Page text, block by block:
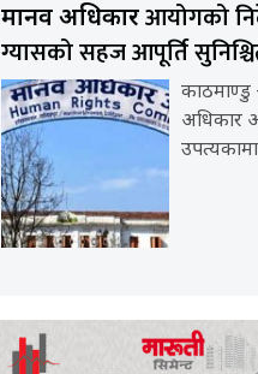
मानव अधिकारआयोगको
ग्यासको सहज आपूर्ति
काठमाण्डु
अधिकार